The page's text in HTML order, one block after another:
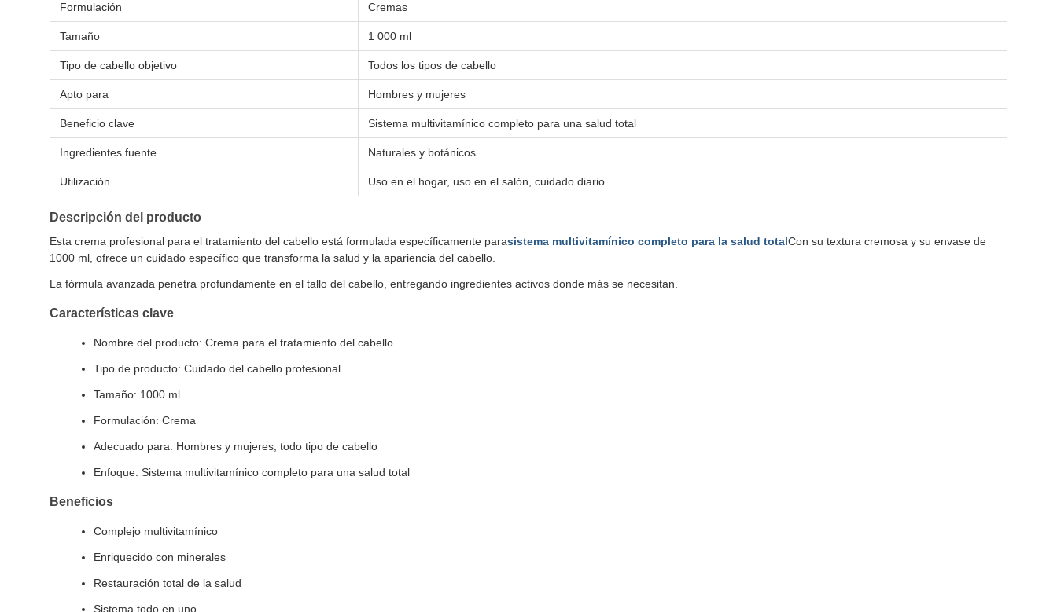
Formulación Cremas
Tamaño 1 000 ml
Tipo de cabello objetivo Todos los tipos de cabello
Apto para Hombres y mujeres
Beneficio clave Sistema multivitamínico completo para una salud total
Ingredientes fuente Naturales y botánicos
Utilización Uso en el hogar, uso en el salón, cuidado diario
Descripción del producto
Esta crema profesional para el tratamiento del cabello está formulada específicamente parasistema multivitamínico completo para la salud totalCon su textura cremosa y su envase de
1000 ml, ofrece un cuidado específico que transforma la salud y la apariencia del cabello.
La fórmula avanzada penetra profundamente en el tallo del cabello, entregando ingredientes activos donde más se necesitan.
Características clave
Nombre del producto: Crema para el tratamiento del cabello
Tipo de producto: Cuidado del cabello profesional
Tamaño: 1000 ml
Formulación: Crema
Adecuado para: Hombres y mujeres, todo tipo de cabello
Enfoque: Sistema multivitamínico completo para una salud total
Beneficios
Complejo multivitamínico
Enriquecido con minerales
Restauración total de la salud
Sistema todo en uno